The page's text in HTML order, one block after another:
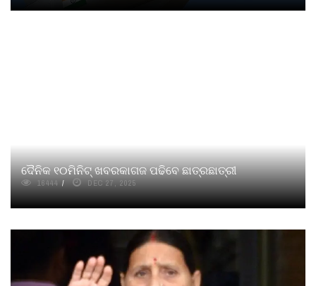
ଦୈନିକ ୧୦ମିନିଟ୍ ଖବରକାଗଜ ପଢିବେ ଛାତ୍ରଛାତ୍ରୀ
16444 DEC 27, 2025